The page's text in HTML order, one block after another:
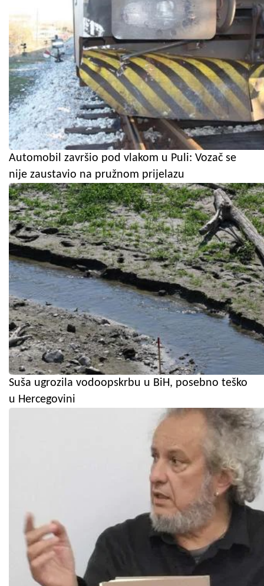
Automobil završio pod vlakom u Puli: Vozač se
nije zaustavio na pružnom prijelazu
Suša ugrozila vodoopskrbu u BiH, posebno teško
u Hercegovini